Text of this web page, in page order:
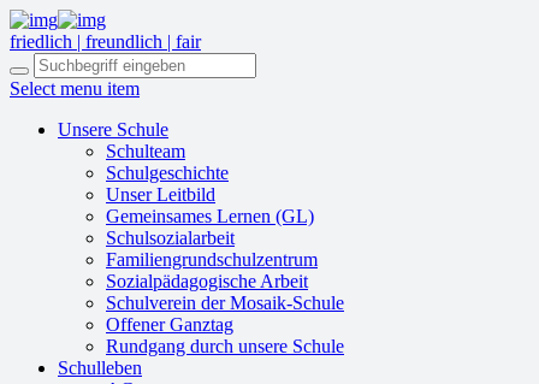
friedlich | freundlich | fair
Select menu item
Unsere Schule
Schulteam
Schulgeschichte
Unser Leitbild
Gemeinsames Lernen (GL)
Schulsozialarbeit
Familiengrundschulzentrum
Sozialpädagogische Arbeit
Schulverein der Mosaik-Schule
Offener Ganztag
Rundgang durch unsere Schule
Schulleben